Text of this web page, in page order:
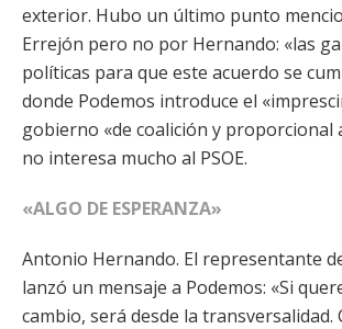
exterior. Hubo un último punto
Errejón pero no por Hernando: «las
políticas para que este acuerdo se
donde Podemos introduce el
gobierno «de coalición y proporcional
no interesa mucho al PSOE.
«ALGO DE ESPERANZA»
Antonio Hernando. El representante
lanzó un mensaje a Podemos: «Si
cambio, será desde la transversalidad.